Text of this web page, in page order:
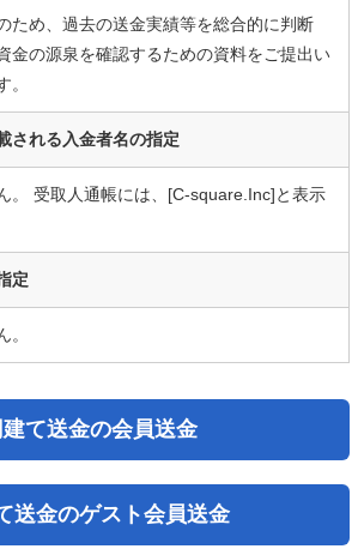
ため、過去の送金実績等を総合的に判断
金の源泉を確認するための資料をご提出い
される入金者名の指定
。 受取人通帳には、[C-square.Inc]と表示
定
建て送金の会員送金
送金のゲスト会員送金